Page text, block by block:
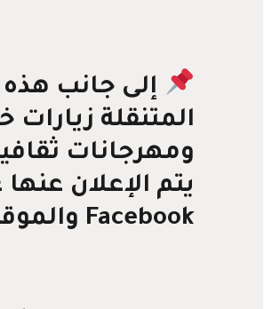
إلى جانب
المتنقلة
ومهرجانات
يتم الإعلان
Facebook والموقع الإلكتروني.